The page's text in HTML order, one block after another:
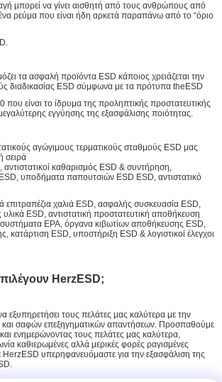
μπορεί να γίνει αισθητή από τους ανθρώπους από
ρεύμα που είναι ήδη αρκετά παραπάνω από το “όριο
τα ασφαλή προϊόντα ESD κάποιος χρειάζεται την
διαδικασίας ESD σύμφωνα με τα πρότυπα theESD
είναι το ίδρυμα της προληπτικής προστατευτικής
εγγύησης της εξασφάλισης ποιότητας.
αγώγιμους τερματικούς σταθμούς ESD μας
σειρά
αντιστατικοί καθαρισμός ESD & συντήρηση,
ESD, υποδήματα παπουτσιών ESD ESD, αντιστατικό
επιτραπέζια χαλιά ESD, ασφαλής συσκευασία ESD,
ESD, αντιστατική προστατευτική αποθήκευση
EPA, όργανα κιβωτίων αποθήκευσης ESD,
κατάρτιση ESD, υποστήριξη ESD & λογιστικοί έλεγχοι
HerzESD;
εξυπηρετήσει τους πελάτες μας καλύτερα με την
σαφών επεξηγηματικών απαντήσεων. Προσπαθούμε
ενημερώνοντας τους πελάτες μας καλύτερα,
καθιερωμένες αλλά μερικές φορές ραγισμένες
υπερηφανευόμαστε για την εξασφάλιση της